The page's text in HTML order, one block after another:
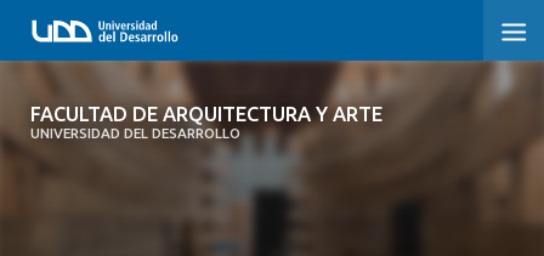
FACULTAD DE ARQUITECTURA Y ARTE
UNIVERSIDAD DEL DESARROLLO
FACULTAD DE ARQUITECTURA Y ARTE